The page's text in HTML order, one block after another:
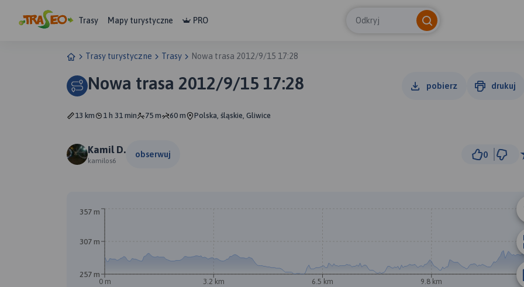
Trasy Mapy turystyczne PRO Odkryj
Trasy turystyczne Trasy Nowa trasa 2012/9/15 17:28
Nowa trasa 2012/9/15 17:28 pobierz drukuj
13 km 1 h 31 min 75 m 60 m Polska, śląskie, Gliwice
Kamil D.
kamilos6
obserwuj 0
A
1 km
0 m 3.2 km 6.5 km 9.8 km
257 m
307 m
357 m